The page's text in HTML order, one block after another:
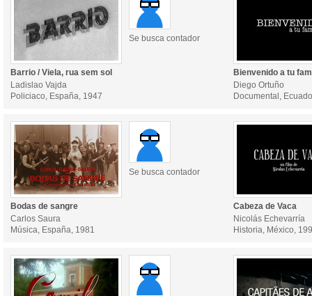
Se busca contador
Barrio / Viela, rua sem sol
Ladislao Vajda
Policiaco, España, 1947
Bienvenido a tu
Diego Ortuño
Documental,
Se busca contador
Bodas de sangre
Carlos Saura
Música, España, 1981
Cabeza de Vaca
Nicolás Echevarría
Historia, México,